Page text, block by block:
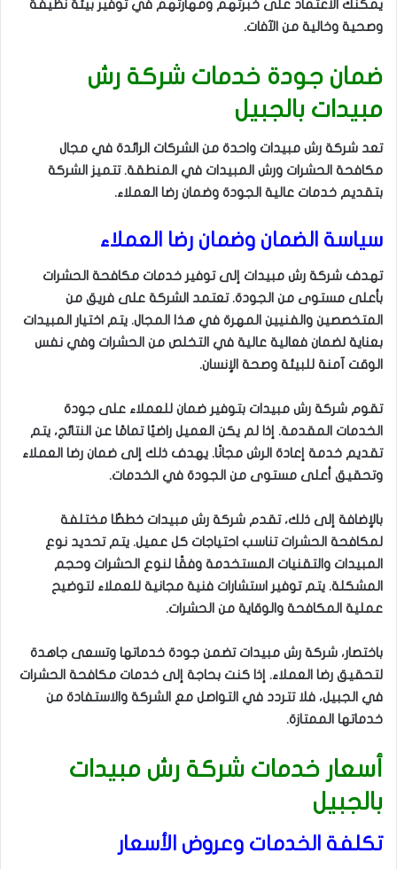
يمكنك الاعتماد على خبرتهم ومهارتهم في توفير بيئة نظيفة
وصحية وخالية من الآفات.
ضمان جودة خدمات شركة رش
مبيدات بالجبيل
تعد شركة رش مبيدات واحدة من الشركات الرائدة في مجال
مكافحة الحشرات ورش المبيدات في المنطقة. تتميز الشركة
بتقديم خدمات عالية الجودة وضمان رضا العملاء.
سياسة الضمان وضمان رضا العملاء
تهدف شركة رش مبيدات إلى توفير خدمات مكافحة الحشرات
بأعلى مستوى من الجودة. تعتمد الشركة على فريق من
المتخصصين والفنيين المهرة في هذا المجال. يتم اختيار المبيدات
بعناية لضمان فعالية عالية في التخلص من الحشرات وفي نفس
الوقت آمنة للبيئة وصحة الإنسان.
تقوم شركة رش مبيدات بتوفير ضمان للعملاء على جودة
الخدمات المقدمة. إذا لم يكن العميل راضيًا تمامًا عن النتائج، يتم
تقديم خدمة إعادة الرش مجانًا. يهدف ذلك إلى ضمان رضا العملاء
وتحقيق أعلى مستوى من الجودة في الخدمات.
بالإضافة إلى ذلك، تقدم شركة رش مبيدات خططًا مختلفة
لمكافحة الحشرات تناسب احتياجات كل عميل. يتم تحديد نوع
المبيدات والتقنيات المستخدمة وفقًا لنوع الحشرات وحجم
المشكلة. يتم توفير استشارات فنية مجانية للعملاء لتوضيح
عملية المكافحة والوقاية من الحشرات.
باختصار، شركة رش مبيدات تضمن جودة خدماتها وتسعى جاهدة
لتحقيق رضا العملاء. إذا كنت بحاجة إلى خدمات مكافحة الحشرات
في الجبيل، فلا تتردد في التواصل مع الشركة والاستفادة من
خدماتها الممتازة.
أسعار خدمات شركة رش مبيدات
بالجبيل
تكلفة الخدمات وعروض الأسعار